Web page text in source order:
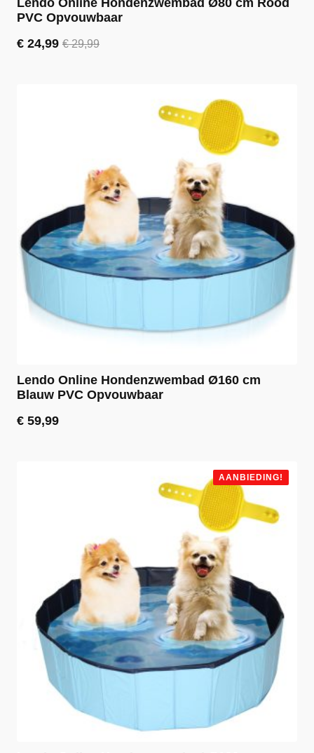
PVC Opvouwbaar
€29,99
Oorspronkelijke
€ 24,99
Huidige
Lendo Online Hondenzwembad Ø160 cm
Blauw PVC Opvouwbaar
€ 59,99
AANBIEDING!